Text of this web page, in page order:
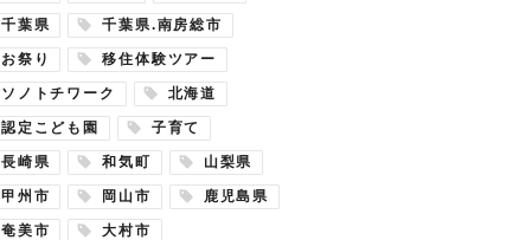
千葉県 千葉県.南房総市
お祭り 移住体験ツアー
ソノトチワーク 北海道
認定こども園 子育て
長崎県 和気町 山梨県
甲州市 岡山市 鹿児島県
奄美市 大村市